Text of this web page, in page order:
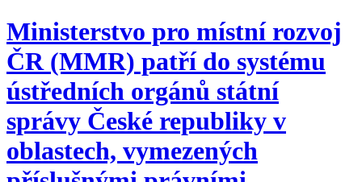
Ministerstvo pro místní rozvoj
ČR (MMR) patří do systému
ústředních orgánů státní
správy České republiky v
oblastech, vymezených